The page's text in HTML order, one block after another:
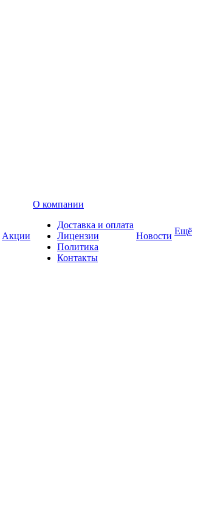
Акции
О компании
Доставка и оплата
Лицензии
Политика
Контакты
Новости Ещё